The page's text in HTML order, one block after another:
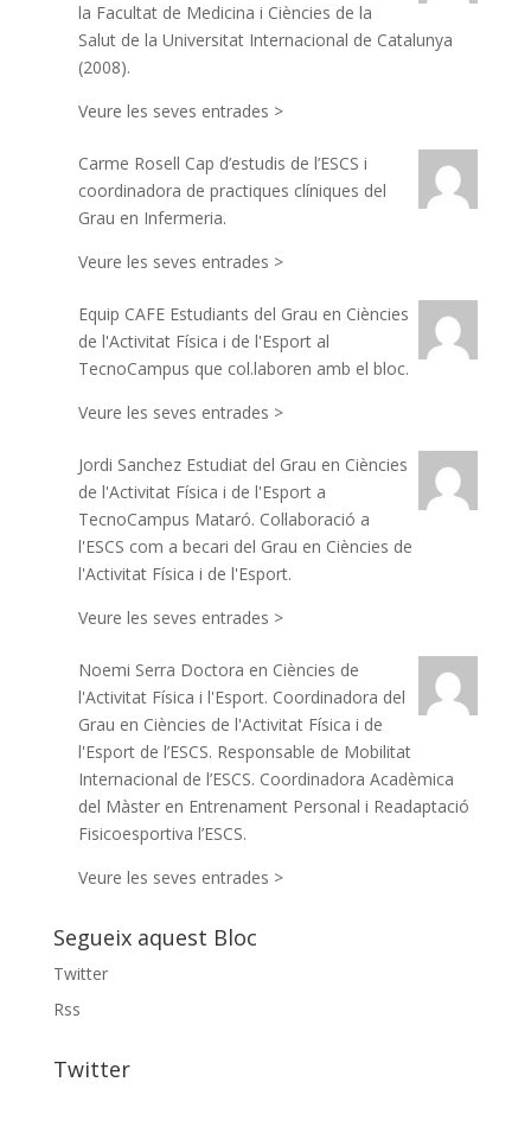
la Facultat de Medicina i Ciències de la
Salut de la Universitat Internacional de Catalunya
(2008).
Veure les seves entrades >
Carme Rosell Cap d’estudis de l’ESCS i
coordinadora de practiques clíniques del
Grau en Infermeria.
Veure les seves entrades >
Equip CAFE Estudiants del Grau en Ciències
de l'Activitat Física i de l'Esport al
TecnoCampus que col.laboren amb el bloc.
Veure les seves entrades >
Jordi Sanchez Estudiat del Grau en Ciències
de l'Activitat Física i de l'Esport a
TecnoCampus Mataró. Col·laboració a
l'ESCS com a becari del Grau en Ciències de
l'Activitat Física i de l'Esport.
Veure les seves entrades >
Noemi Serra Doctora en Ciències de
l'Activitat Física i l'Esport. Coordinadora del
Grau en Ciències de l'Activitat Física i de
l'Esport de l’ESCS. Responsable de Mobilitat
Internacional de l’ESCS. Coordinadora Acadèmica
del Màster en Entrenament Personal i Readaptació
Fisicoesportiva l’ESCS.
Veure les seves entrades >
Segueix aquest Bloc
Twitter
Rss
Twitter